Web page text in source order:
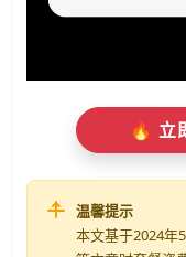
🔥 立
温馨提示
本文基于2024年